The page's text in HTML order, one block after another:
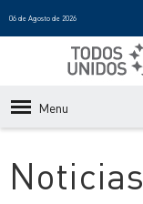
06 de Agosto de 2026
Menu
Noticias